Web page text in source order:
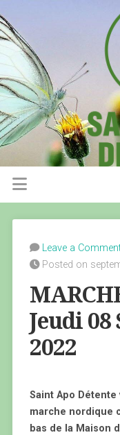
Leave a
Posted on
Jeudi
2022
Saint Apo
marche nordique
bas de la Maison